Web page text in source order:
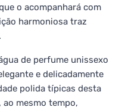
o acompanhará com
harmoniosa traz
de perfume unissexo
e delicadamente
polida típicas desta
ao mesmo tempo,